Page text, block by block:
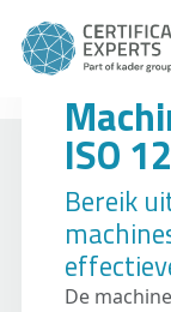
ISO
Bereik
De